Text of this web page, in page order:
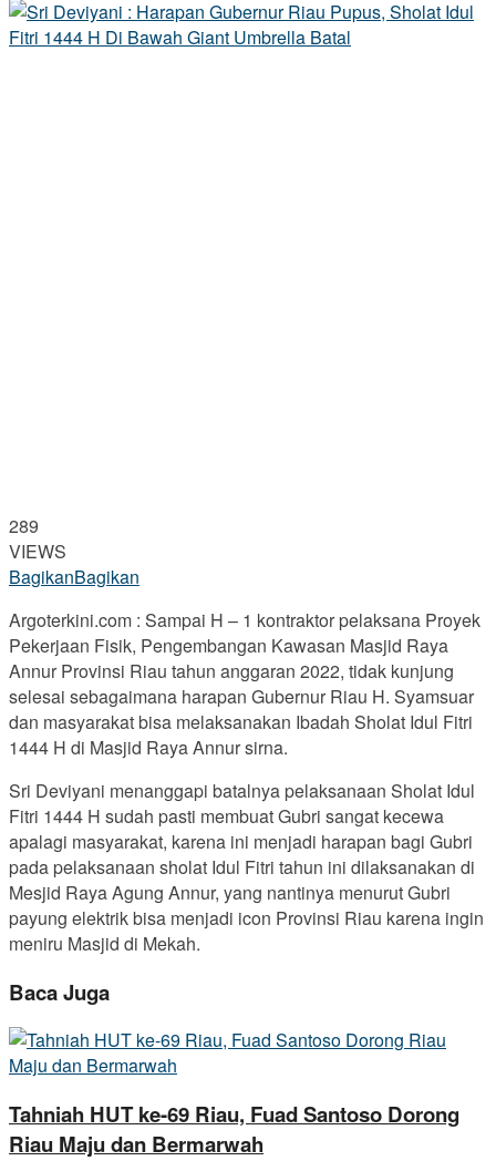
289
VIEWS
BagikanBagikan
Argoterkini.com : Sampai H – 1 kontraktor pelaksana Proyek
Pekerjaan Fisik, Pengembangan Kawasan Masjid Raya
Annur Provinsi Riau tahun anggaran 2022, tidak kunjung
selesai sebagaimana harapan Gubernur Riau H. Syamsuar
dan masyarakat bisa melaksanakan Ibadah Sholat Idul Fitri
1444 H di Masjid Raya Annur sirna.
Sri Deviyani menanggapi batalnya pelaksanaan Sholat Idul
Fitri 1444 H sudah pasti membuat Gubri sangat kecewa
apalagi masyarakat, karena ini menjadi harapan bagi Gubri
pada pelaksanaan sholat Idul Fitri tahun ini dilaksanakan di
Mesjid Raya Agung Annur, yang nantinya menurut Gubri
payung elektrik bisa menjadi icon Provinsi Riau karena ingin
meniru Masjid di Mekah.
Baca Juga
Tahniah HUT ke-69 Riau, Fuad Santoso Dorong
Riau Maju dan Bermarwah